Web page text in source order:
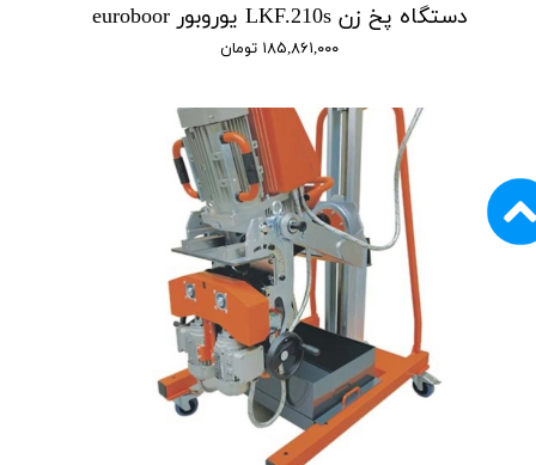
دستگاه پخ زن LKF.210s یوروبور euroboor
۱۸۵,۸۶۱,۰۰۰ تومان